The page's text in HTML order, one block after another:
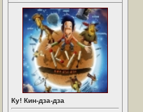
Ку! Кин-дза-дза